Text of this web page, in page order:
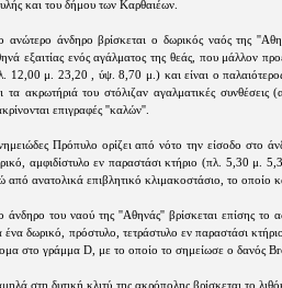
και του δήμου των Καρθαιέων.
ανώτερο άνδηρο βρίσκεται ο δωρικός ναός της
εξαιτίας ενός αγάλματος της θεάς, που μάλλον
12,00 μ. 23,20 , ύψ. 8,70 μ.) και είναι ο
τα ακρωτήριά του στόλιζαν αγαλματικές
επιγραφές ''καλών''.
Πρόπυλο ορίζει από νότο την είσοδο στο
αμφιδίστυλο εν παραστάσι κτήριο (πλ. 5,30 μ.
από ανατολικά επιβλητικό κλιμακοστάσιο, το οποίο
άνδηρο του ναού της ''Αθηνάς'' βρίσκεται επίσης το
ένα δωρικό, πρόστυλο, τετράστυλο εν παραστάσι
στο γράμμα D, με το οποίο το σημείωσε ο δανός
στη δυτική κλιτύ της ακρόπολης βρίσκεται το